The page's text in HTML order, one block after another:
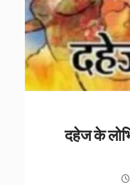
दहेज के